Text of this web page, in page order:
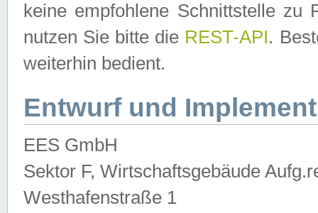
keine empfohlene Schnittstelle zu
nutzen Sie bitte die REST-API.
weiterhin bedient.
Entwurf und
EES GmbH
Sektor F, Wirtschaftsgebäude
Westhafenstraße 1